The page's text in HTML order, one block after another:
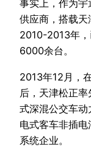
事实上，作为
供应商，搭载
2010-2013年
6000余台。
2013年12月，
后，天津松正
式深混公交车
电式客车非插
系统企业。